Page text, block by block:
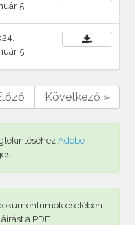
5.
5.
Következő »
Adobe
esetében
a PDF